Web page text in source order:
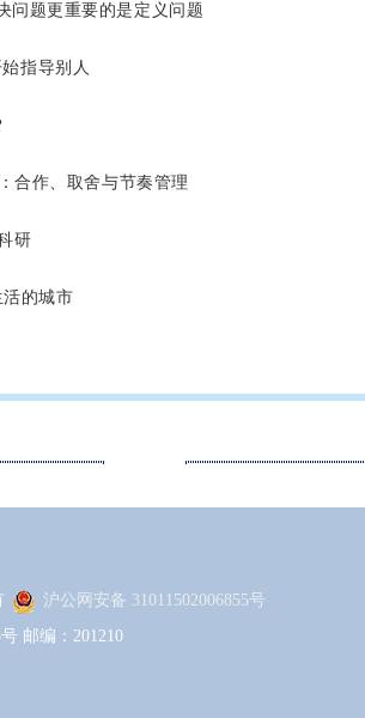
问题更重要的是定义问题
指导别人
合作、取舍与节奏管理
研
的城市
沪公网安备 31011502006855号
邮编：201210